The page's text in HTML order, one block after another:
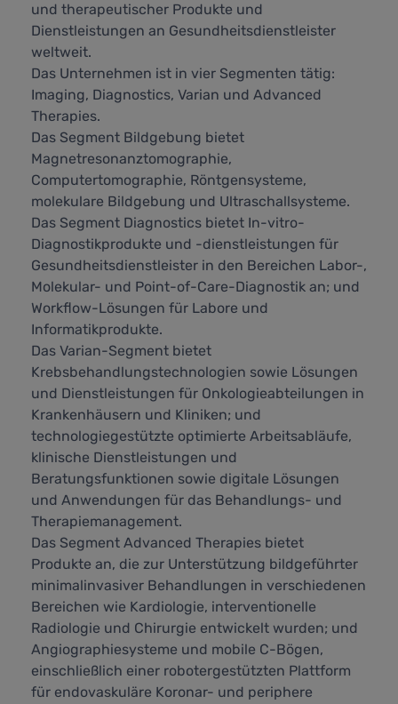
und therapeutischer Produkte und
Dienstleistungen an Gesundheitsdienstleister
weltweit.
Das Unternehmen ist in vier Segmenten tätig:
Imaging, Diagnostics, Varian und Advanced
Therapies.
Das Segment Bildgebung bietet
Magnetresonanztomographie,
Computertomographie, Röntgensysteme,
molekulare Bildgebung und Ultraschallsysteme.
Das Segment Diagnostics bietet In-vitro-
Diagnostikprodukte und -dienstleistungen für
Gesundheitsdienstleister in den Bereichen Labor-,
Molekular- und Point-of-Care-Diagnostik an; und
Workflow-Lösungen für Labore und
Informatikprodukte.
Das Varian-Segment bietet
Krebsbehandlungstechnologien sowie Lösungen
und Dienstleistungen für Onkologieabteilungen in
Krankenhäusern und Kliniken; und
technologiegestützte optimierte Arbeitsabläufe,
klinische Dienstleistungen und
Beratungsfunktionen sowie digitale Lösungen
und Anwendungen für das Behandlungs- und
Therapiemanagement.
Das Segment Advanced Therapies bietet
Produkte an, die zur Unterstützung bildgeführter
minimalinvasiver Behandlungen in verschiedenen
Bereichen wie Kardiologie, interventionelle
Radiologie und Chirurgie entwickelt wurden; und
Angiographiesysteme und mobile C-Bögen,
einschließlich einer robotergestützten Plattform
für endovaskuläre Koronar- und periphere